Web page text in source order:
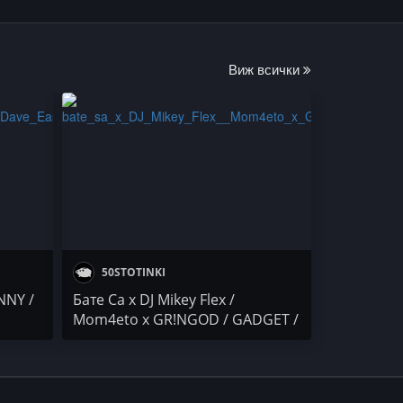
Виж всички
/
50STOTINKI
Бате Са x DJ Mikey Flex /
Mom4eto x GR!NGOD / GADGET /